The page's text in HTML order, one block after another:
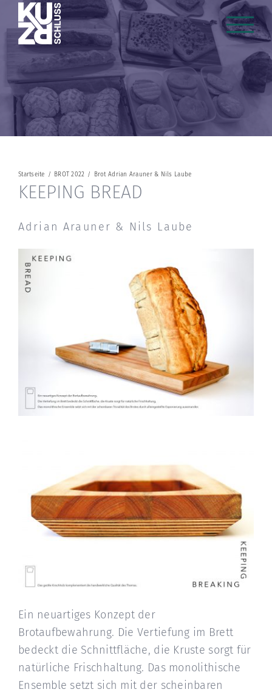
Inhalt
springen
Startseite / BROT 2022 / Brot Adrian Arauner & Nils Laube
KEEPING BREAD
Adrian Arauner & Nils Laube
Ein neuartiges Konzept der
Brotaufbewahrung. Die Vertiefung im Brett
bedeckt die Schnittfläche, die Kruste sorgt für
natürliche Frischhaltung. Das monolithische
Ensemble setzt sich mit der scheinbaren